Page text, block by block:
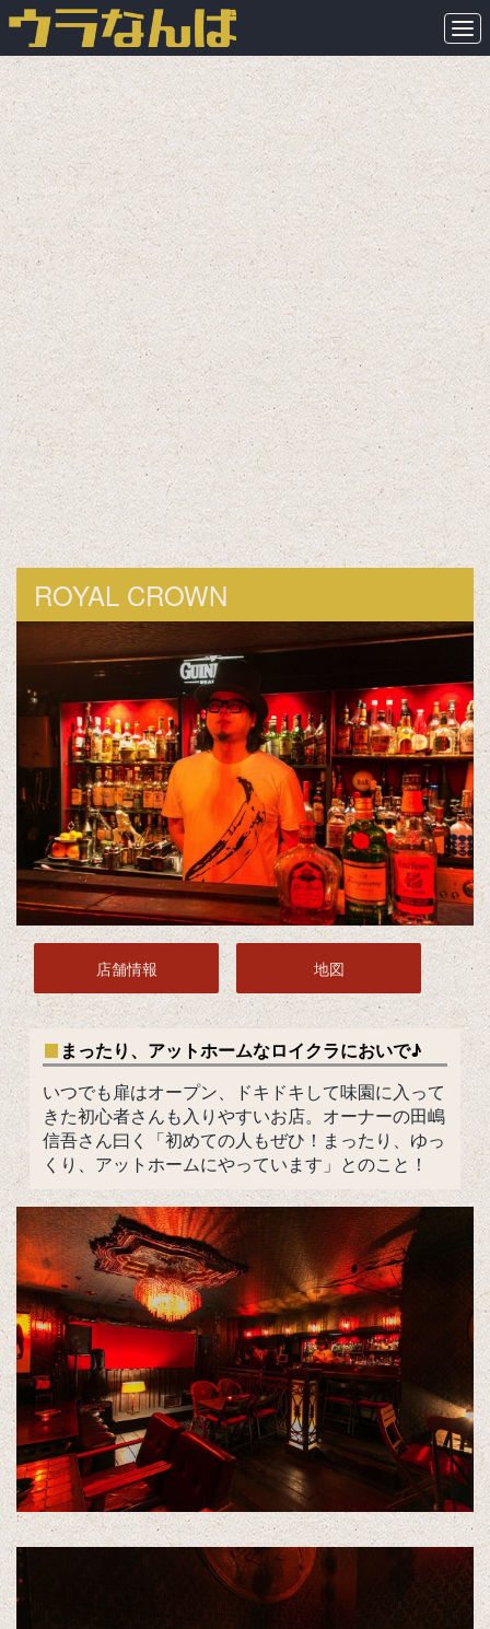
ROYAL CROWN
店舗情報 地図
まったり、アットホームなロイクラにおいで♪
いつでも扉はオープン、ドキドキして味園に入って
きた初心者さんも入りやすいお店。オーナーの田嶋
信吾さん曰く「初めての人もぜひ！まったり、ゆっ
くり、アットホームにやっています」とのこと！